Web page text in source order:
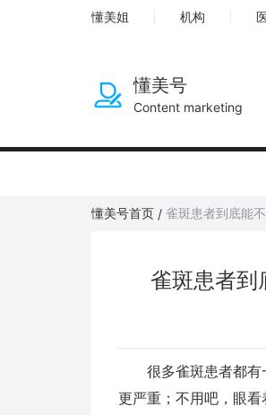
懂美姐 机构
懂美号
Content marketing
懂美号首页 / 雀斑患者到底能
雀斑患者到
很多雀斑患者都有
更严重；不用吧，眼